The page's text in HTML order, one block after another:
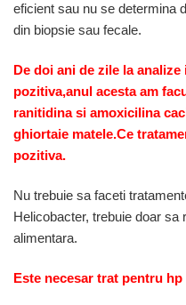
eficient sau nu se determina
din biopsie sau fecale.
De doi ani de zile la
pozitiva,anul acesta am
ranitidina si amoxicilina
ghiortaie matele.Ce
pozitiva.
Nu trebuie sa faceti
Helicobacter, trebuie doar sa
alimentara.
Este necesar trat pentru